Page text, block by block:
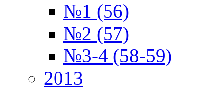
№1 (56)
№2 (57)
№3-4 (58-59)
2013